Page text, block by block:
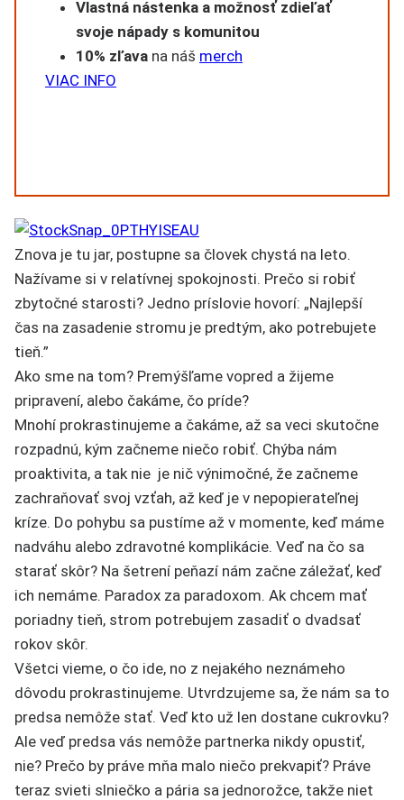
Vlastná nástenka a možnosť zdieľať
svoje nápady s komunitou
10% zľava na náš merch
VIAC INFO
Znova je tu jar, postupne sa človek chystá na leto.
Nažívame si v relatívnej spokojnosti. Prečo si robiť
zbytočné starosti? Jedno príslovie hovorí: „Najlepší
čas na zasadenie stromu je predtým, ako potrebujete
tieň.”
Ako sme na tom? Premýšľame vopred a žijeme
pripravení, alebo čakáme, čo príde?
Mnohí prokrastinujeme a čakáme, až sa veci skutočne
rozpadnú, kým začneme niečo robiť. Chýba nám
proaktivita, a tak nie je nič výnimočné, že začneme
zachraňovať svoj vzťah, až keď je v nepopierateľnej
kríze. Do pohybu sa pustíme až v momente, keď máme
nadváhu alebo zdravotné komplikácie. Veď na čo sa
starať skôr? Na šetrení peňazí nám začne záležať, keď
ich nemáme. Paradox za paradoxom. Ak chcem mať
poriadny tieň, strom potrebujem zasadiť o dvadsať
rokov skôr.
Všetci vieme, o čo ide, no z nejakého neznámeho
dôvodu prokrastinujeme. Utvrdzujeme sa, že nám sa to
predsa nemôže stať. Veď kto už len dostane cukrovku?
Ale veď predsa vás nemôže partnerka nikdy opustiť,
nie? Prečo by práve mňa malo niečo prekvapiť? Práve
teraz svieti slniečko a pária sa jednorožce, takže niet